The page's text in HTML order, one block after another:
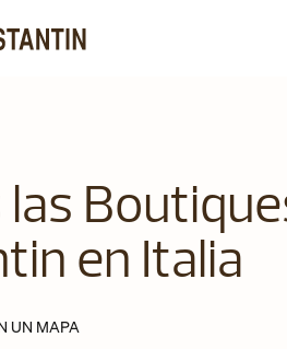
en Italia
UN MAPA